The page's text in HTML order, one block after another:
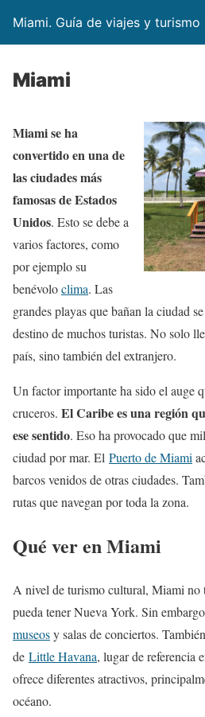
Miami. Guía de viajes y turismo
Miami
Miami se ha
convertido en una de
las ciudades más
famosas de Estados
Unidos. Esto se debe a
varios factores, como
por ejemplo su
benévoloclima. Las
grandes playas que bañan la ciudad
destino de muchos turistas. No solo
país, sino también del extranjero.
Un factor importante ha sido el auge
cruceros. El Caribe es una región
ese sentido. Eso ha provocado que
ciudad por mar. El Puerto de Miami
barcos venidos de otras ciudades.
rutas que navegan por toda la zona.
Qué ver en Miami
A nivel de turismo cultural, Miami no
pueda tener Nueva York. Sin
museosy salas de conciertos.
de Little Havana, lugar de referencia
ofrece diferentes atractivos,
océano.